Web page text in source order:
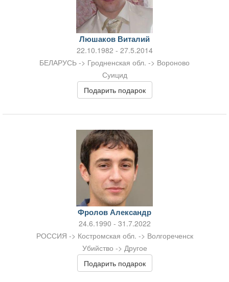
Люшаков Виталий
22.10.1982 - 27.5.2014
БЕЛАРУСЬ -> Гродненская обл. -> Вороново
Суицид
Подарить подарок
Фролов Александр
24.6.1990 - 31.7.2022
РОССИЯ -> Костромская обл. -> Волгореченск
Убийство -> Другое
Подарить подарок